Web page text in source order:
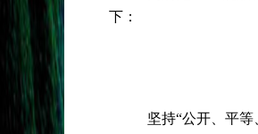
下：
坚持“公开、平